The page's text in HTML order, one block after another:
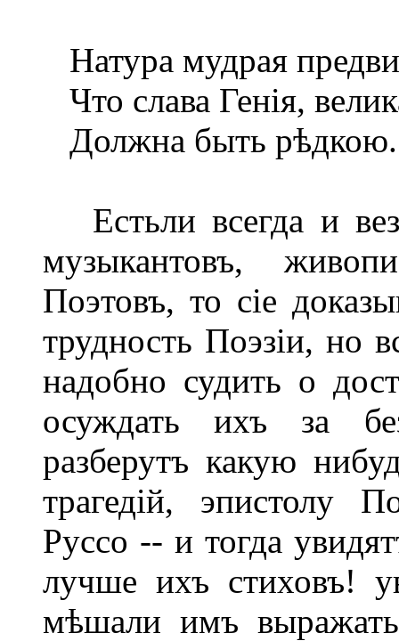
Натура мудрая
Что слава Генія,
Должна быть
Естьли всегда и
музыкантовъ,
Поэтовъ, то сіе
трудность Поэзіи, но
надобно судить о
осуждать ихъ за
разберутъ какую
трагедій, эпистолу
Руссо -- и тогда
лучше ихъ стиховъ!
мѣшали имъ